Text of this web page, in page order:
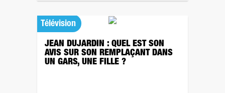
Télévision
JEAN DUJARDIN : QUEL EST SON
AVIS SUR SON REMPLAÇANT DANS
UN GARS, UNE FILLE ?